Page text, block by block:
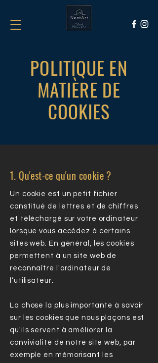
POLITIQUE EN
MATIÈRE DE
COOKIES
1. Qu'est-ce qu'un cookie ?
Un cookie est un petit fichier
constitué de lettres et de chiffres
et téléchargé sur votre ordinateur
lorsque vous accédez à certains
sites web. En général, les cookies
permettent à un site web de
reconnaître l'ordinateur de
l’utilisateur.
La chose la plus importante à savoir
sur les cookies que nous plaçons est
qu'ils servent à améliorer la
convivialité de notre site web, par
exemple en mémorisant les